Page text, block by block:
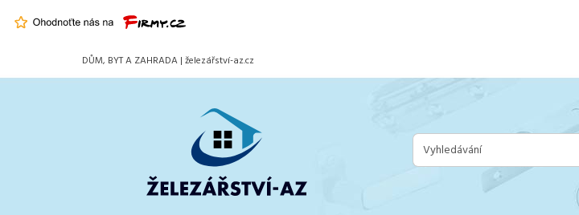
DŮM, BYT A ZAHRADA | železářství-az.cz